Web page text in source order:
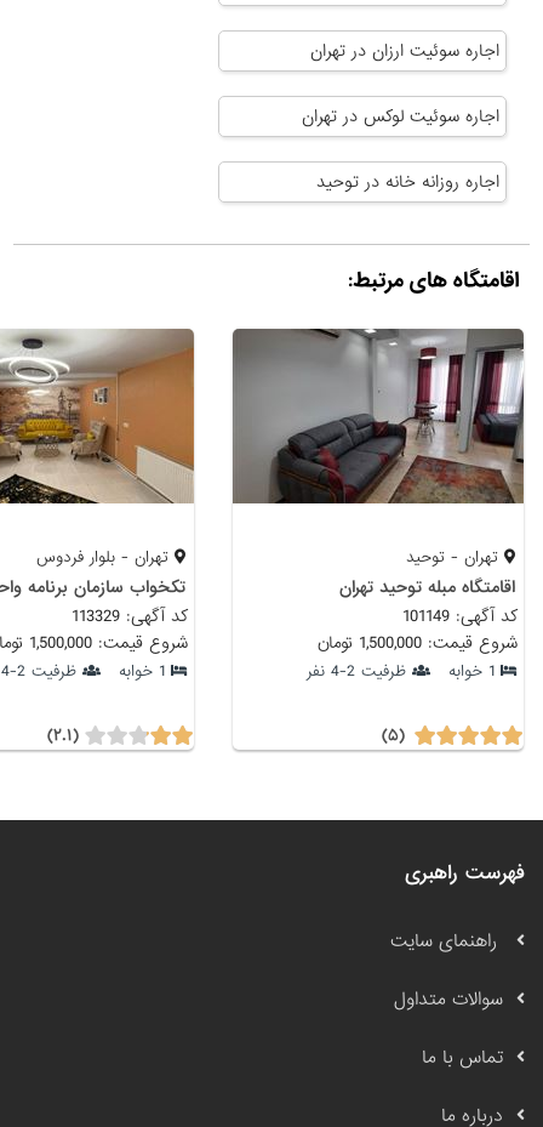
اجاره سوئیت ارزان در تهران
اجاره سوئیت لوکس در تهران
اجاره روزانه خانه در توحید
اقامتگاه های مرتبط:
تهران - توحید
اقامتگاه مبله توحید تهران
کد آگهی: 101149
شروع قیمت: 1,500,000 تومان
1 خوابه ظرفیت 2-4 نفر
(۵)
تهران - بلوار فردوس
تکخواب سازمان برنامه
کد آگهی: 113329
شروع قیمت: 1,500,000 تومان
1 خوابه ظرفیت 2-4 نفر
(۲.۱)
فهرست راهبری
راهنمای سایت
سوالات متداول
تماس با ما
درباره ما